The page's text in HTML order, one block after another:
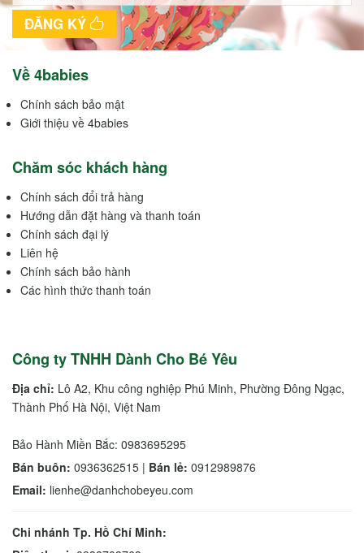
ĐĂNG KÝ
Về 4babies
Chính sách bảo mật
Giới thiệu về 4babies
Chăm sóc khách hàng
Chính sách đổi trả hàng
Hướng dẫn đặt hàng và thanh toán
Chính sách đại lý
Liên hệ
Chính sách bảo hành
Các hình thức thanh toán
Công ty TNHH Dành Cho Bé Yêu
Địa chỉ: Lô A2, Khu công nghiệp Phú Minh, Phường Đông Ngạc,
Thành Phố Hà Nội, Việt Nam
Bảo Hành Miền Bắc: 0983695295
Bán buôn: 0936362515 | Bán lẻ: 0912989876
Email: lienhe@danhchobeyeu.com
Chi nhánh Tp. Hồ Chí Minh: